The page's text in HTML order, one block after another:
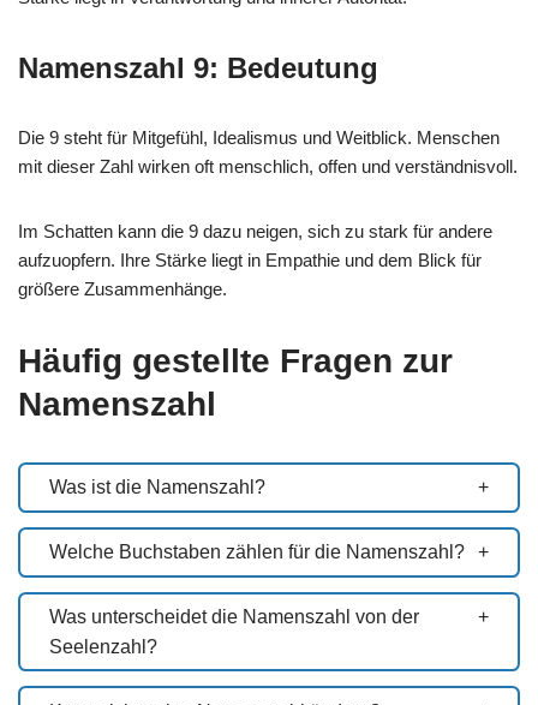
Namenszahl 9: Bedeutung
Die 9 steht für Mitgefühl, Idealismus und Weitblick. Menschen
mit dieser Zahl wirken oft menschlich, offen und verständnisvoll.
Im Schatten kann die 9 dazu neigen, sich zu stark für andere
aufzuopfern. Ihre Stärke liegt in Empathie und dem Blick für
größere Zusammenhänge.
Häufig gestellte Fragen zur
Namenszahl
Was ist die Namenszahl?
Welche Buchstaben zählen für die Namenszahl?
Was unterscheidet die Namenszahl von der
Seelenzahl?